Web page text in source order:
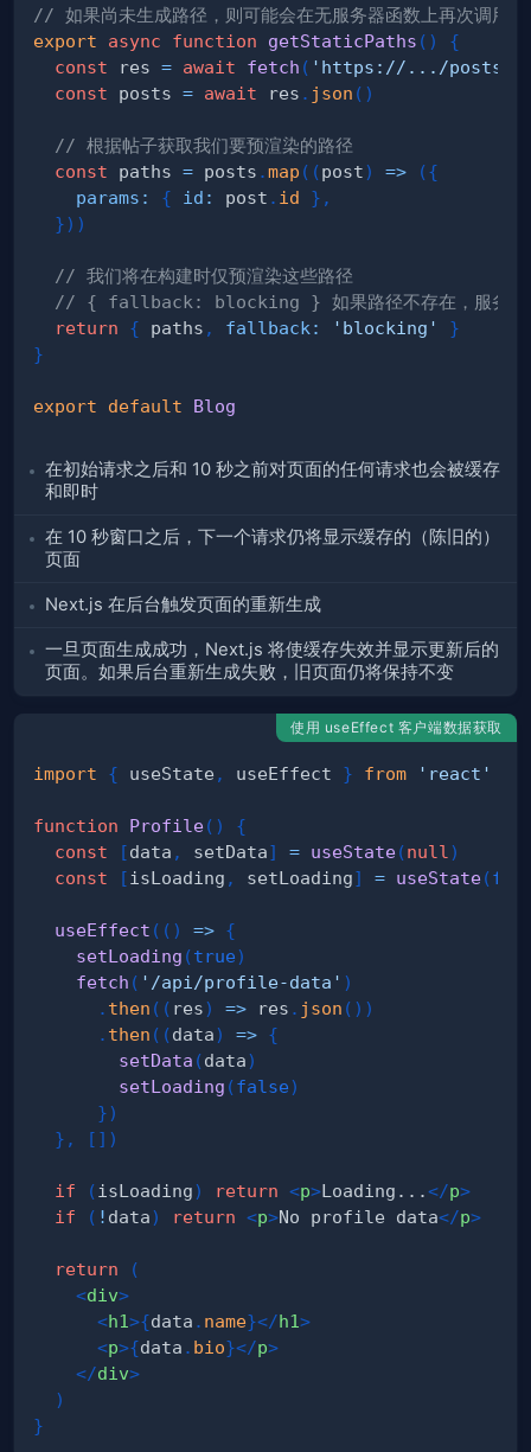
// 如果尚未生成路径，则可能会在无服务器函数上再次调用它
export
async function getStaticPaths ( )
{
const res = await fetch ( 'https://.../posts'
const posts = await res . json ( )
// 根据帖子获取我们要预渲染的路径
const paths = posts .map ( (post) => ({
params : { id : post . id } ,
}) )
// 我们将在构建时仅预渲染这些路径
// { fallback: blocking } 如果路径不存在，服务器将
return
{ paths , fallback : 'blocking'
}
}
export default Blog
在初始请求之后和 10 秒之前对页面的任何请求也会被缓存
和即时
在 10 秒窗口之后，下一个请求仍将显示缓存的（陈旧的）
页面
Next.js 在后台触发页面的重新生成
一旦页面生成成功，Next.js 将使缓存失效并显示更新后的
页面。如果后台重新生成失败，旧页面仍将保持不变
使用 useEffect 客户端数据获取
import { useState , useEffect } from 'react'
function Profile( )
{
const
[data , setData] = useState(null )
const
[ isLoading , setLoading] = useState(
useEffect ( ( ) => {
setLoading (true)
fetch ( '/api/profile-data' )
. then ( ( res) => res . json ( ) )
. then ( (data) => {
setData (data)
setLoading (false)
})
} , [ ] )
if ( isLoading) return <p>Loading...</p>
if
( ! data) return <p>No profile data</p>
return
(
<div>
<h1>{data . name}</h1>
<p>{data . bio}</p>
</div>
)
}